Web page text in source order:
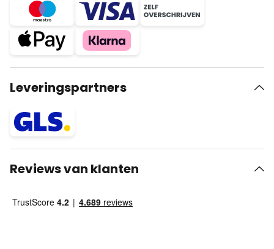
Leveringspartners
Reviews van klanten